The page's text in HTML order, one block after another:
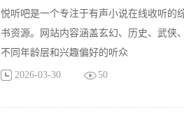
悦听吧是一个专注于有声小说在线收听的
书资源。网站内容涵盖玄幻、历史、武侠
不同年龄层和兴趣偏好的听众
2026-03-30 50